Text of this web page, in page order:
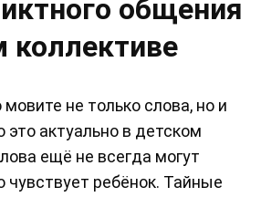
общения
коллективе
не только слова, но и
актуально в детском
ещё не всегда могут
чувствует ребёнок. Тайные